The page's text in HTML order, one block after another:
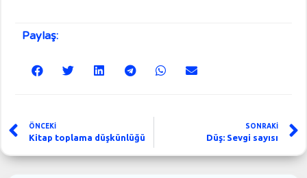
Paylaş:
ÖNCEKİ
Kitap toplama düşkünlüğü
SONRAKİ
Düş: Sevgi sayısı